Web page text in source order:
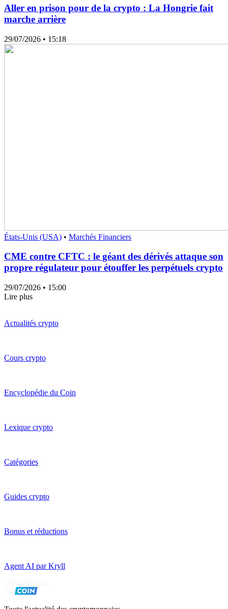
Aller en prison pour de la crypto : La Hongrie fait
marche arrière
29/07/2026 • 15:18
États-Unis (USA) • Marchés Financiers
CME contre CFTC : le géant des dérivés attaque son
propre régulateur pour étouffer les perpétuels crypto
29/07/2026 • 15:00
Lire plus
Actualités crypto
Cours crypto
Encyclopédie du Coin
Lexique crypto
Catégories
Guides crypto
Bonus et réductions
Agent AI par Kryll